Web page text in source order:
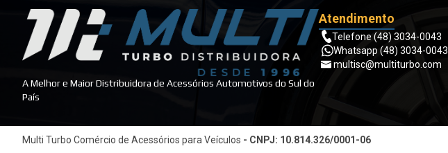
A Melhor e Maior Distribuidora de Acessórios Automotivos do Sul do
País
Atendimento
Telefone (48) 3034-0043
Whatsapp (48) 3034-0043
multisc@multiturbo.com
Multi Turbo Comércio de Acessórios para Veículos - CNPJ: 10.814.326/0001-06